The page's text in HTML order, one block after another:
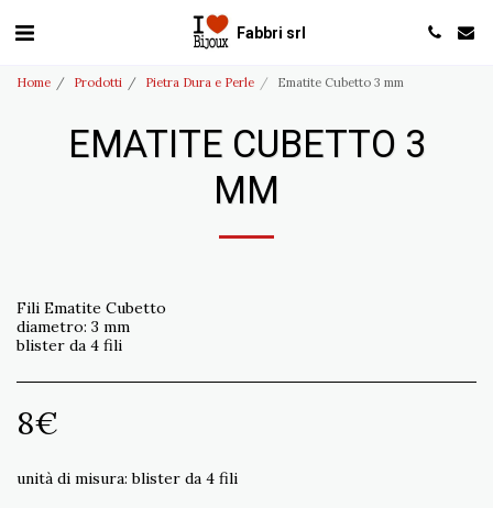
Fabbri srl
Home Prodotti Pietra Dura e Perle Ematite Cubetto 3 mm
EMATITE CUBETTO 3
MM
Fili Ematite Cubetto
diametro: 3 mm
blister da 4 fili
8€
unità di misura: blister da 4 fili